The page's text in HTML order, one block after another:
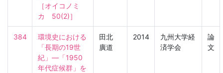
［オイコノミ
カ　50(2)］
384
環境史における
「長期の19世
紀」―「1950
年代症候群」を
田北
廣道
2014
九州大学経
済学会
論
文